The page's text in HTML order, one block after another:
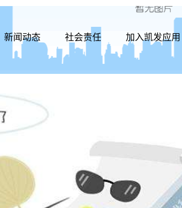
新闻动态 社会责任 加入凯发应用